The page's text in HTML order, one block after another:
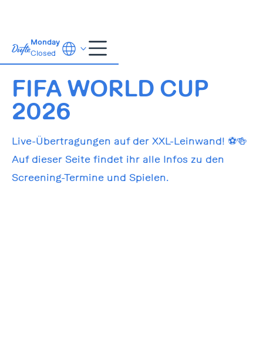
Monday
Closed
11 Jun.- 19 Jul.
FIFA WORLD CUP
2026
Live-Übertragungen auf der XXL-Leinwand! ⚽🍻
Auf dieser Seite findet ihr alle Infos zu den
Screening-Termine und Spielen.